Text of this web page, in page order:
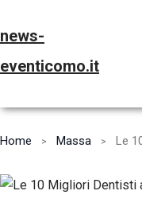
news-
eventicomo.it
Home Massa Le